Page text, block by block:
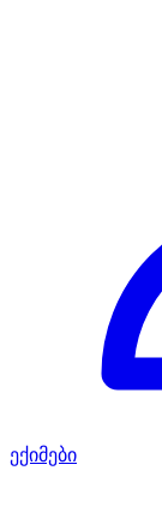
ექიმები